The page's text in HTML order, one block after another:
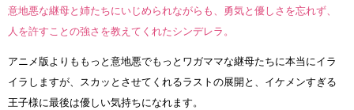
意地悪な継母と姉たちにいじめられながらも、勇気と優しさを忘れず、
人を許すことの強さを教えてくれたシンデレラ。
アニメ版よりももっと意地悪でもっとワガママな継母たちに本当にイラ
イラしますが、スカッとさせてくれるラストの展開と、イケメンすぎる
王子様に最後は優しい気持ちになれます。